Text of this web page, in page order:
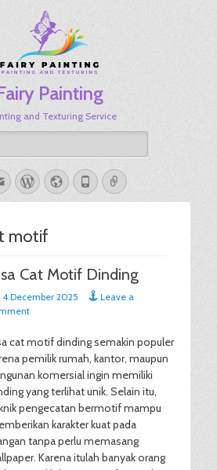
Painting
and Texturing Service
EmailWordPress
Website
PhoneLink
motif
Cat Motif Dinding
4 December 2025
Leave a
cat motif dinding semakin populer
pemilik rumah, kantor, maupun
komersial ingin memiliki
yang terlihat unik. Selain itu,
pengecatan bermotif mampu
karakter kuat pada
tanpa perlu memasang
Karena itulah banyak orang